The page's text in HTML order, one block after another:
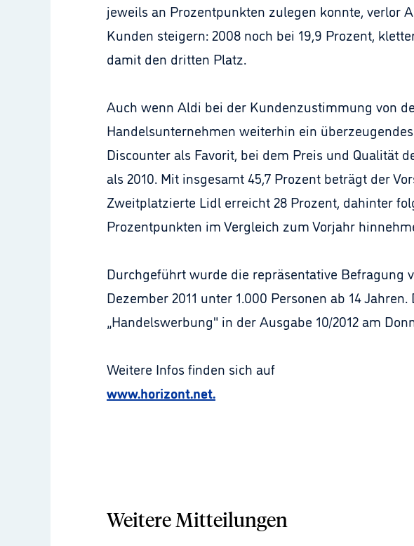
jeweils an Prozentpunkten zulegen konnte, verlor
Kunden steigern: 2008 noch bei 19,9 Prozent,
damit den dritten Platz.
Auch wenn Aldi bei der Kundenzustimmung von
Handelsunternehmen weiterhin ein
Discounter als Favorit, bei dem Preis und Qualität
als 2010. Mit insgesamt 45,7 Prozent beträgt der
Zweitplatzierte Lidl erreicht 28 Prozent, dahinter
Prozentpunkten im Vergleich zum Vorjahr
Durchgeführt wurde die repräsentative
Dezember 2011 unter 1.000 Personen ab 14
„Handelswerbung" in der Ausgabe 10/2012 am
Weitere Infos finden sich auf
www.horizont.net.
Weitere Mitteilungen